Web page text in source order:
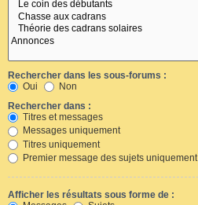
Rechercher dans les sous-forums :
Oui
Non
Rechercher dans :
Titres et messages
Messages uniquement
Titres uniquement
Premier message des sujets uniquement
Afficher les résultats sous forme de :